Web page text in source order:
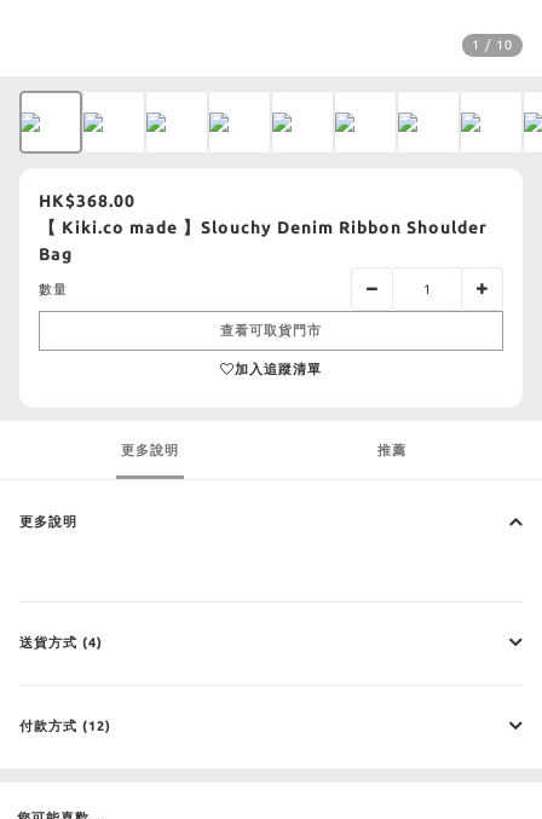
1 / 10
HK$368.00
【 Kiki.co made 】Slouchy Denim Ribbon Shoulder
Bag
數量
查看可取貨門市
加入追蹤清單
更多說明 推薦
更多說明
送貨方式 (4)
付款方式 (12)